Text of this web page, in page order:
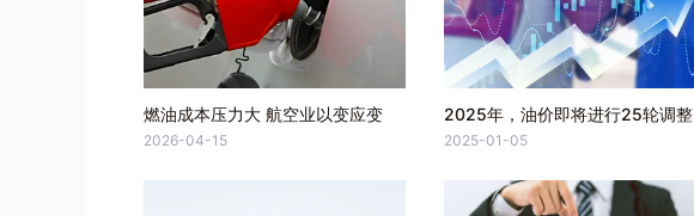
燃油成本压力大 航空业以变应变
2026-04-15
2025年，油价即将进行25轮调整
2025-01-05